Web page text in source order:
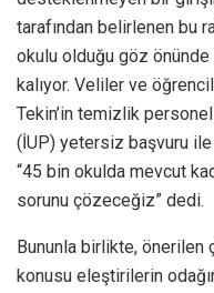
tarafından belirlenen bu
okulu olduğu göz
kalıyor. Veliler ve
Tekin’in temizlik personeli
(İUP) yetersiz başvuru ile
“45 bin okulda mevcut
sorunu çözeceğiz” dedi.
Bununla birlikte,
konusu eleştirilerin